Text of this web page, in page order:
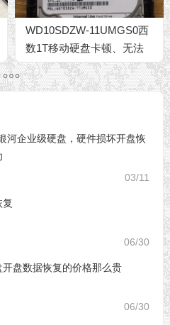
WD10SDZW-11UMGS0西
数1T移动硬盘卡顿、无法
复制、有坏道数据恢复
河企业级硬盘，硬件损坏开盘恢
03/11
06/30
开盘数据恢复的价格那么贵
06/30